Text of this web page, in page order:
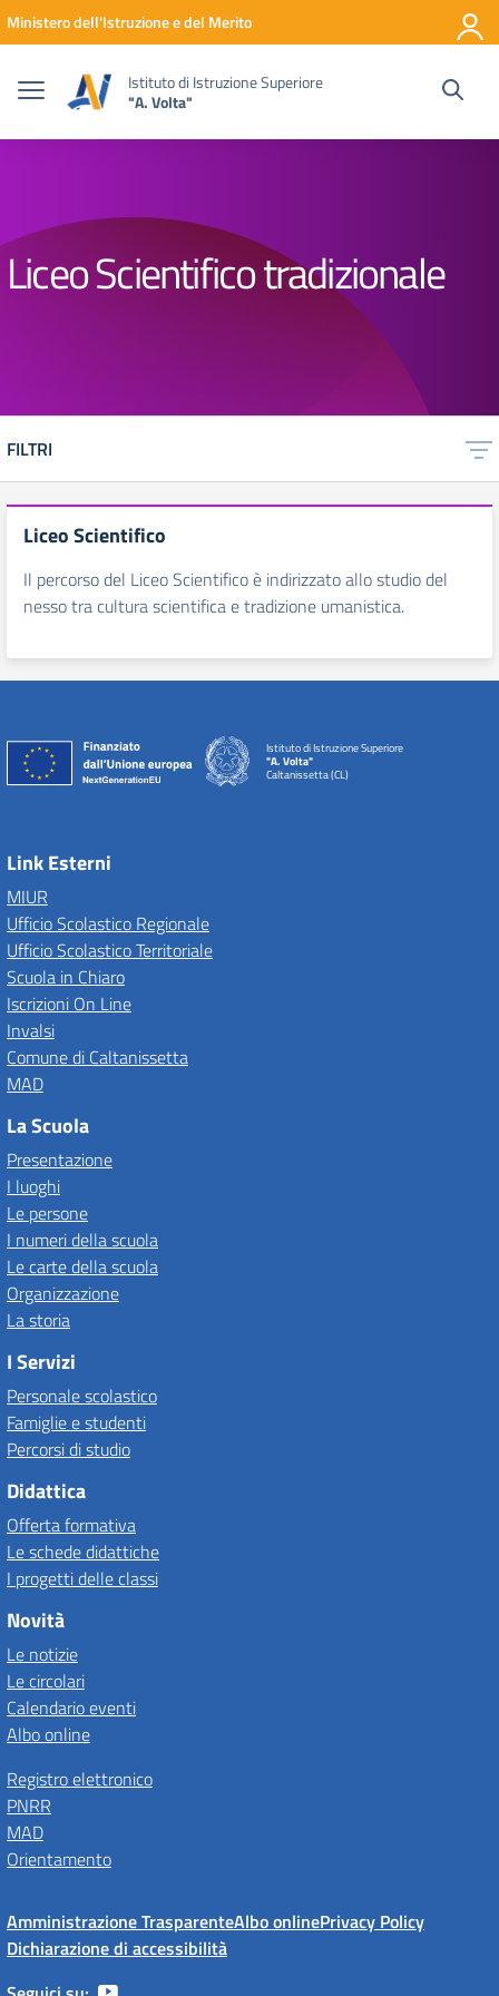
Vai ai contenuti
Vai al menu di navigazione
Vai al footer
Ministero dell'Istruzione e del Merito
Istituto di Istruzione Superiore
"A. Volta"
Liceo Scientifico tradizionale
FILTRI
Liceo Scientifico
Il percorso del Liceo Scientifico è indirizzato allo studio del
nesso tra cultura scientifica e tradizione umanistica.
Istituto di Istruzione Superiore
"A. Volta"
Caltanissetta (CL)
Link Esterni
MIUR
Ufficio Scolastico Regionale
Ufficio Scolastico Territoriale
Scuola in Chiaro
Iscrizioni On Line
Invalsi
Comune di Caltanissetta
MAD
La Scuola
Presentazione
I luoghi
Le persone
I numeri della scuola
Le carte della scuola
Organizzazione
La storia
I Servizi
Personale scolastico
Famiglie e studenti
Percorsi di studio
Didattica
Offerta formativa
Le schede didattiche
I progetti delle classi
Novità
Le notizie
Le circolari
Calendario eventi
Albo online
Registro elettronico
PNRR
MAD
Orientamento
Amministrazione TrasparenteAlbo onlinePrivacy Policy
Dichiarazione di accessibilità